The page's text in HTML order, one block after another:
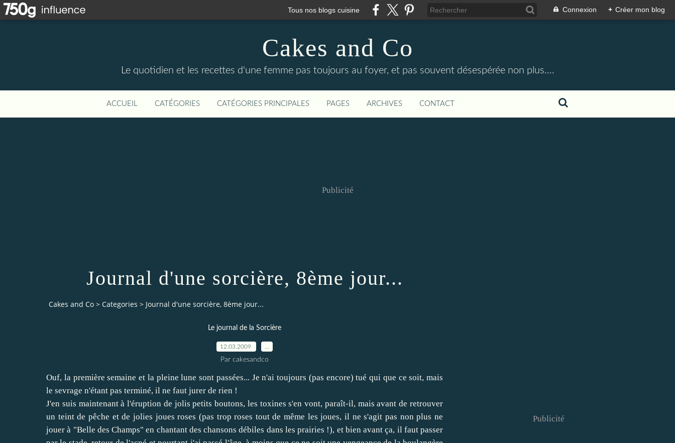
Tous nos blogs cuisine Connexion + Créer mon blog
Cakes and Co
Le quotidien et les recettes d'une femme pas toujours au foyer, et pas souvent désespérée non plus....
ACCUEIL CATÉGORIES CATÉGORIES PRINCIPALES PAGES ARCHIVES CONTACT
Publicité
Journal d'une sorcière, 8ème jour...
Cakes and Co > Categories > Journal d'une sorcière, 8ème jour...
Le journal de la Sorcière
12.03.2009
Par cakesandco
Ouf, la première semaine et la pleine lune sont passées... Je n'ai toujours (pas encore) tué qui que ce soit, mais
le sevrage n'étant pas terminé, il ne faut jurer de rien !
J'en suis maintenant à l'éruption de jolis petits boutons, les toxines s'en vont, paraît-il, mais avant de retrouver
un teint de pêche et de jolies joues roses (pas trop roses tout de même les joues, il ne s'agit pas non plus ne
jouer à "Belle des Champs" en chantant des chansons débiles dans les prairies !), et bien avant ça, il faut passer
Publicité